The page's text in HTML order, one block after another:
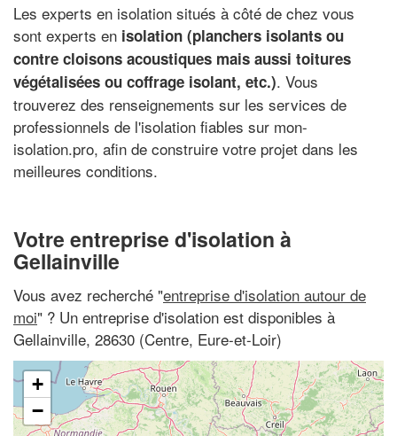
Les experts en isolation situés à côté de chez vous
sont experts en isolation (planchers isolants ou
contre cloisons acoustiques mais aussi toitures
végétalisées ou coffrage isolant, etc.). Vous
trouverez des renseignements sur les services de
professionnels de l'isolation fiables sur mon-
isolation.pro, afin de construire votre projet dans les
meilleures conditions.
Votre entreprise d'isolation à
Gellainville
Vous avez recherché "entreprise d'isolation autour de
moi" ? Un entreprise d'isolation est disponibles à
Gellainville, 28630 (Centre, Eure-et-Loir)
+
−